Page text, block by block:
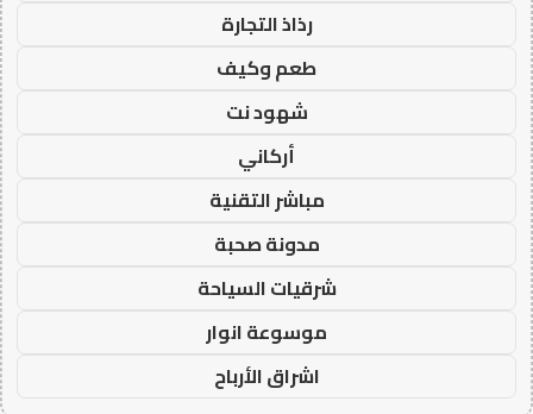
رذاذ التجارة
طعم وكيف
شهود نت
أركاني
مباشر التقنية
مدونة صحبة
شرقيات السياحة
موسوعة انوار
اشراق الأرباح